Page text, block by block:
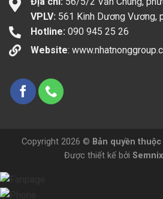
VPLV: 561 Kinh Dương Vương,
Hotline: 090 945 25 26
Website:
Copyright 2026 © Bản quyền
Được thiết kế bởi